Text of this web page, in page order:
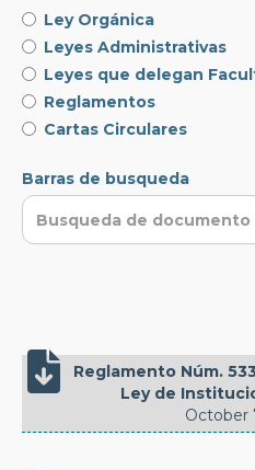
Ley Orgánica
Leyes Administrativas
Leyes que delegan
Reglamentos
Cartas Circulares
Barras de busqueda

Reglamento Núm.
Ley de
October